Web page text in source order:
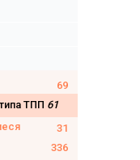
69
ТПП 61
31
336